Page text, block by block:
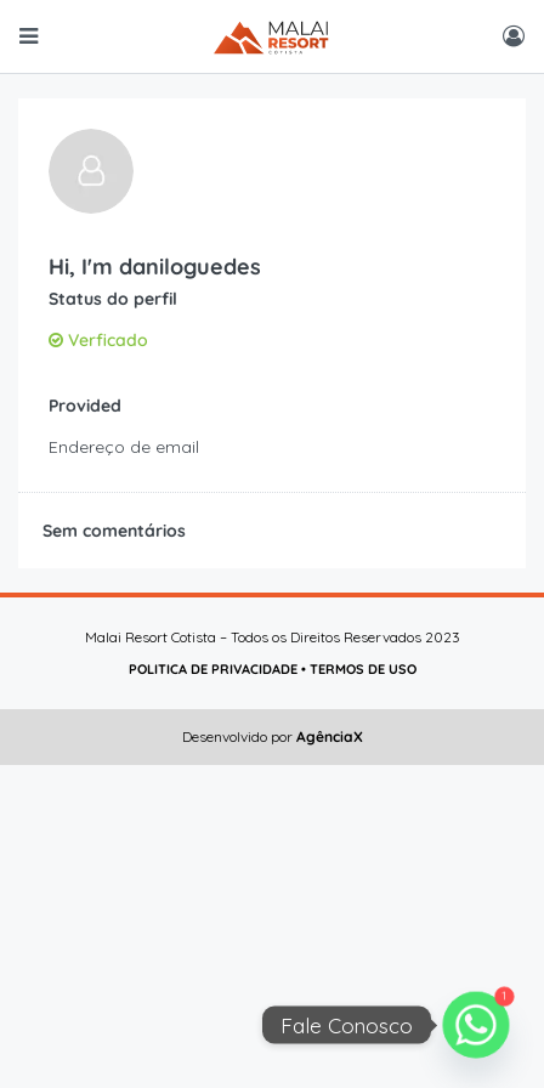
Hi, I'm daniloguedes
Status do perfil
Verficado
Provided
Endereço de email
Sem comentários
Malai Resort Cotista – Todos os Direitos Reservados 2023
POLITICA DE PRIVACIDADE• TERMOS DE USO
Desenvolvido porAgênciaX
1
Fale Conosco